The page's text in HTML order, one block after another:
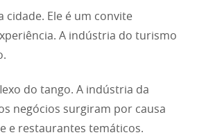
cidade. Ele é um convite
A indústria do turismo
do tango. A indústria da
negócios surgiram por causa
e restaurantes temáticos.